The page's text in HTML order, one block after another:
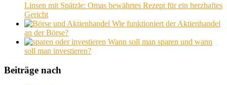
Linsen mit Spätzle: Omas bewährtes Rezept für ein herzhaftes
Gericht
Wie funktioniert der Aktienhandel
an der Börse?
Wann soll man sparen und wann
soll man investieren?
Beiträge nach